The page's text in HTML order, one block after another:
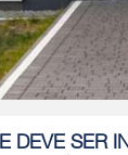
DEVE SER